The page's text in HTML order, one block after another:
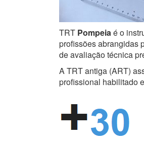
TRT Pompeiaé o
profissões abrangidas
de avaliação técnica
A TRT antiga (ART)
profissional habilitado